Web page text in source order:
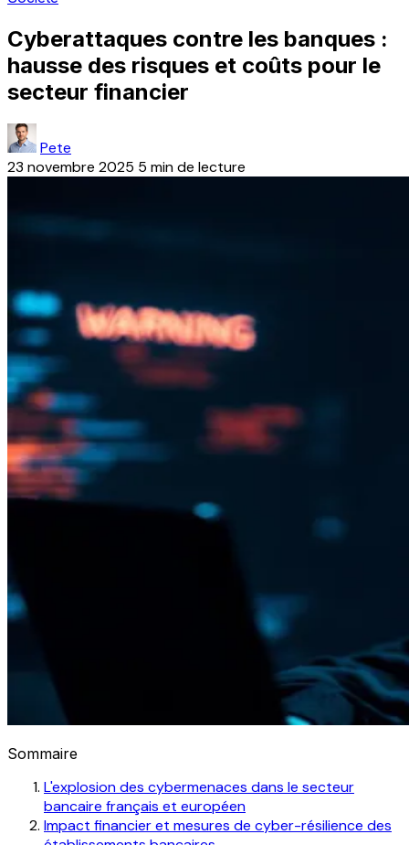
Cyberattaques contre les banques :
hausse des risques et coûts pour le
secteur financier
Pete
23 novembre 2025 5 min de lecture
Sommaire
L'explosion des cybermenaces dans le secteur
bancaire français et européen
Impact financier et mesures de cyber-résilience des